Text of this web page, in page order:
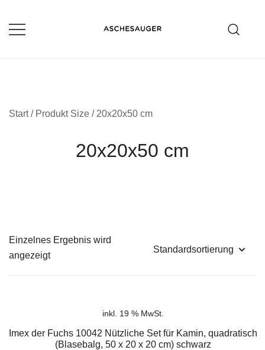
Inhalt
springen
Start/ Produkt Size / 20x20x50 cm
20x20x50 cm
Einzelnes Ergebnis wird
angezeigt
inkl. 19 % MwSt.
Imex der Fuchs 10042 Nützliche Set für Kamin, quadratisch
(Blasebalg, 50 x 20 x 20 cm) schwarz